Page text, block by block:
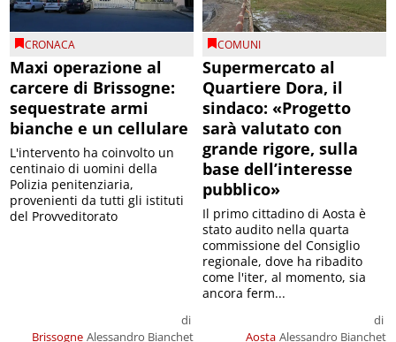
CRONACA
Maxi operazione al
carcere di Brissogne:
sequestrate armi
bianche e un cellulare
Brissogne
di
Alessandro Bianchet
L'intervento ha coinvolto un
centinaio di uomini della
Polizia penitenziaria,
provenienti da tutti gli istituti
del Provveditorato
COMUNI
Supermercato al
Quartiere Dora, il
sindaco: «Progetto
sarà valutato con
grande rigore, sulla
base dell’interesse
pubblico»
Aosta
di
Alessandro Bianchet
Il primo cittadino di Aosta è
stato audito nella quarta
commissione del Consiglio
regionale, dove ha ribadito
come l'iter, al momento, sia
ancora ferm...